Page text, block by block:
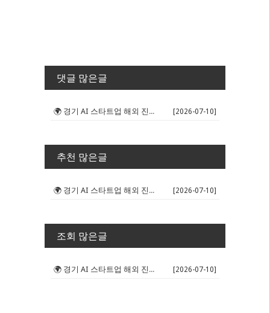
댓글 많은글
🌍 경기 AI 스타트업 해외 진출 판... [2026-07-10]
추천 많은글
🌍 경기 AI 스타트업 해외 진출 판... [2026-07-10]
조회 많은글
🌍 경기 AI 스타트업 해외 진출 판... [2026-07-10]